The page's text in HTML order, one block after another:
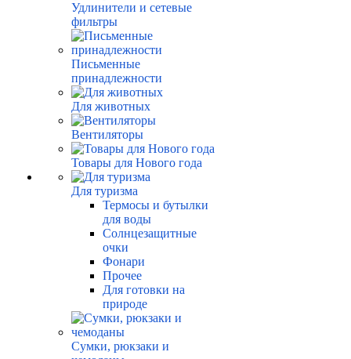
Удлинители и сетевые
фильтры
Письменные
принадлежности
Для животных
Вентиляторы
Товары для Нового года
Для туризма
Термосы и бутылки
для воды
Солнцезащитные
очки
Фонари
Прочее
Для готовки на
природе
Сумки, рюкзаки и